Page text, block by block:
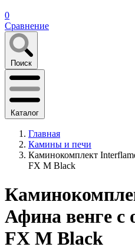
0
Сравнение
Поиск
Каталог
Главная
Камины и печи
Каминокомплект
FX M Black
Афина венге с
FX M Black